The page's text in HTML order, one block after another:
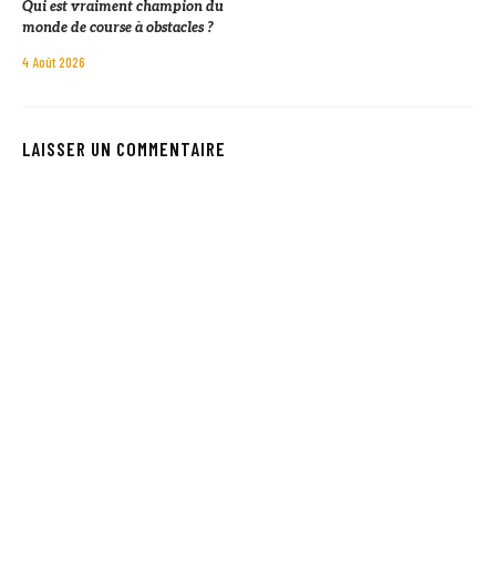
Qui est vraiment champion du
monde de course à obstacles ?
4 Août 2026
LAISSER UN COMMENTAIRE